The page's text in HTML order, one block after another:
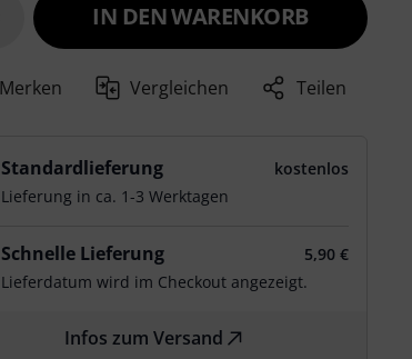
IN DEN WARENKORB
Merken Vergleichen Teilen
Standardlieferung
kostenlos
Lieferung in ca. 1-3 Werktagen
Schnelle Lieferung
5,90 €
Lieferdatum wird im Checkout angezeigt.
Infos zum Versand